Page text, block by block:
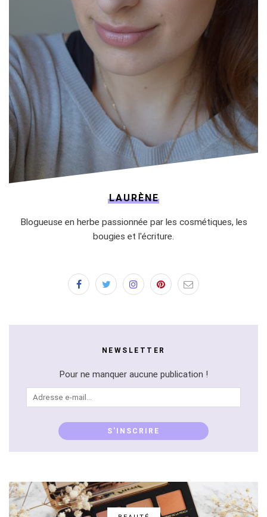
LAURÈNE
Blogueuse en herbe passionnée par les cosmétiques, les
bougies et l'écriture.
NEWSLETTER
Pour ne manquer aucune publication !
Adresse
e-
S'INSCRIRE